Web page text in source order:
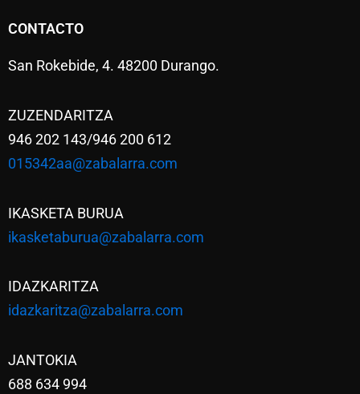
CONTACTO
San Rokebide, 4. 48200 Durango.
ZUZENDARITZA
946 202 143/946 200 612
015342aa@zabalarra.com
IKASKETA BURUA
ikasketaburua@zabalarra.com
IDAZKARITZA
idazkaritza@zabalarra.com
JANTOKIA
688 634 994